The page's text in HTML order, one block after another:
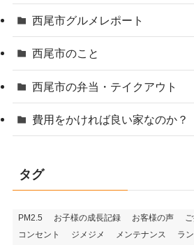
西尾市グルメレポート
西尾市のこと
西尾市の弁当・テイクアウト
費用をかければ良い家なのか？
タグ
PM2.5 お子様の成長記録 お客様の声
コンセント
ジメジメ メンテナンス ラ